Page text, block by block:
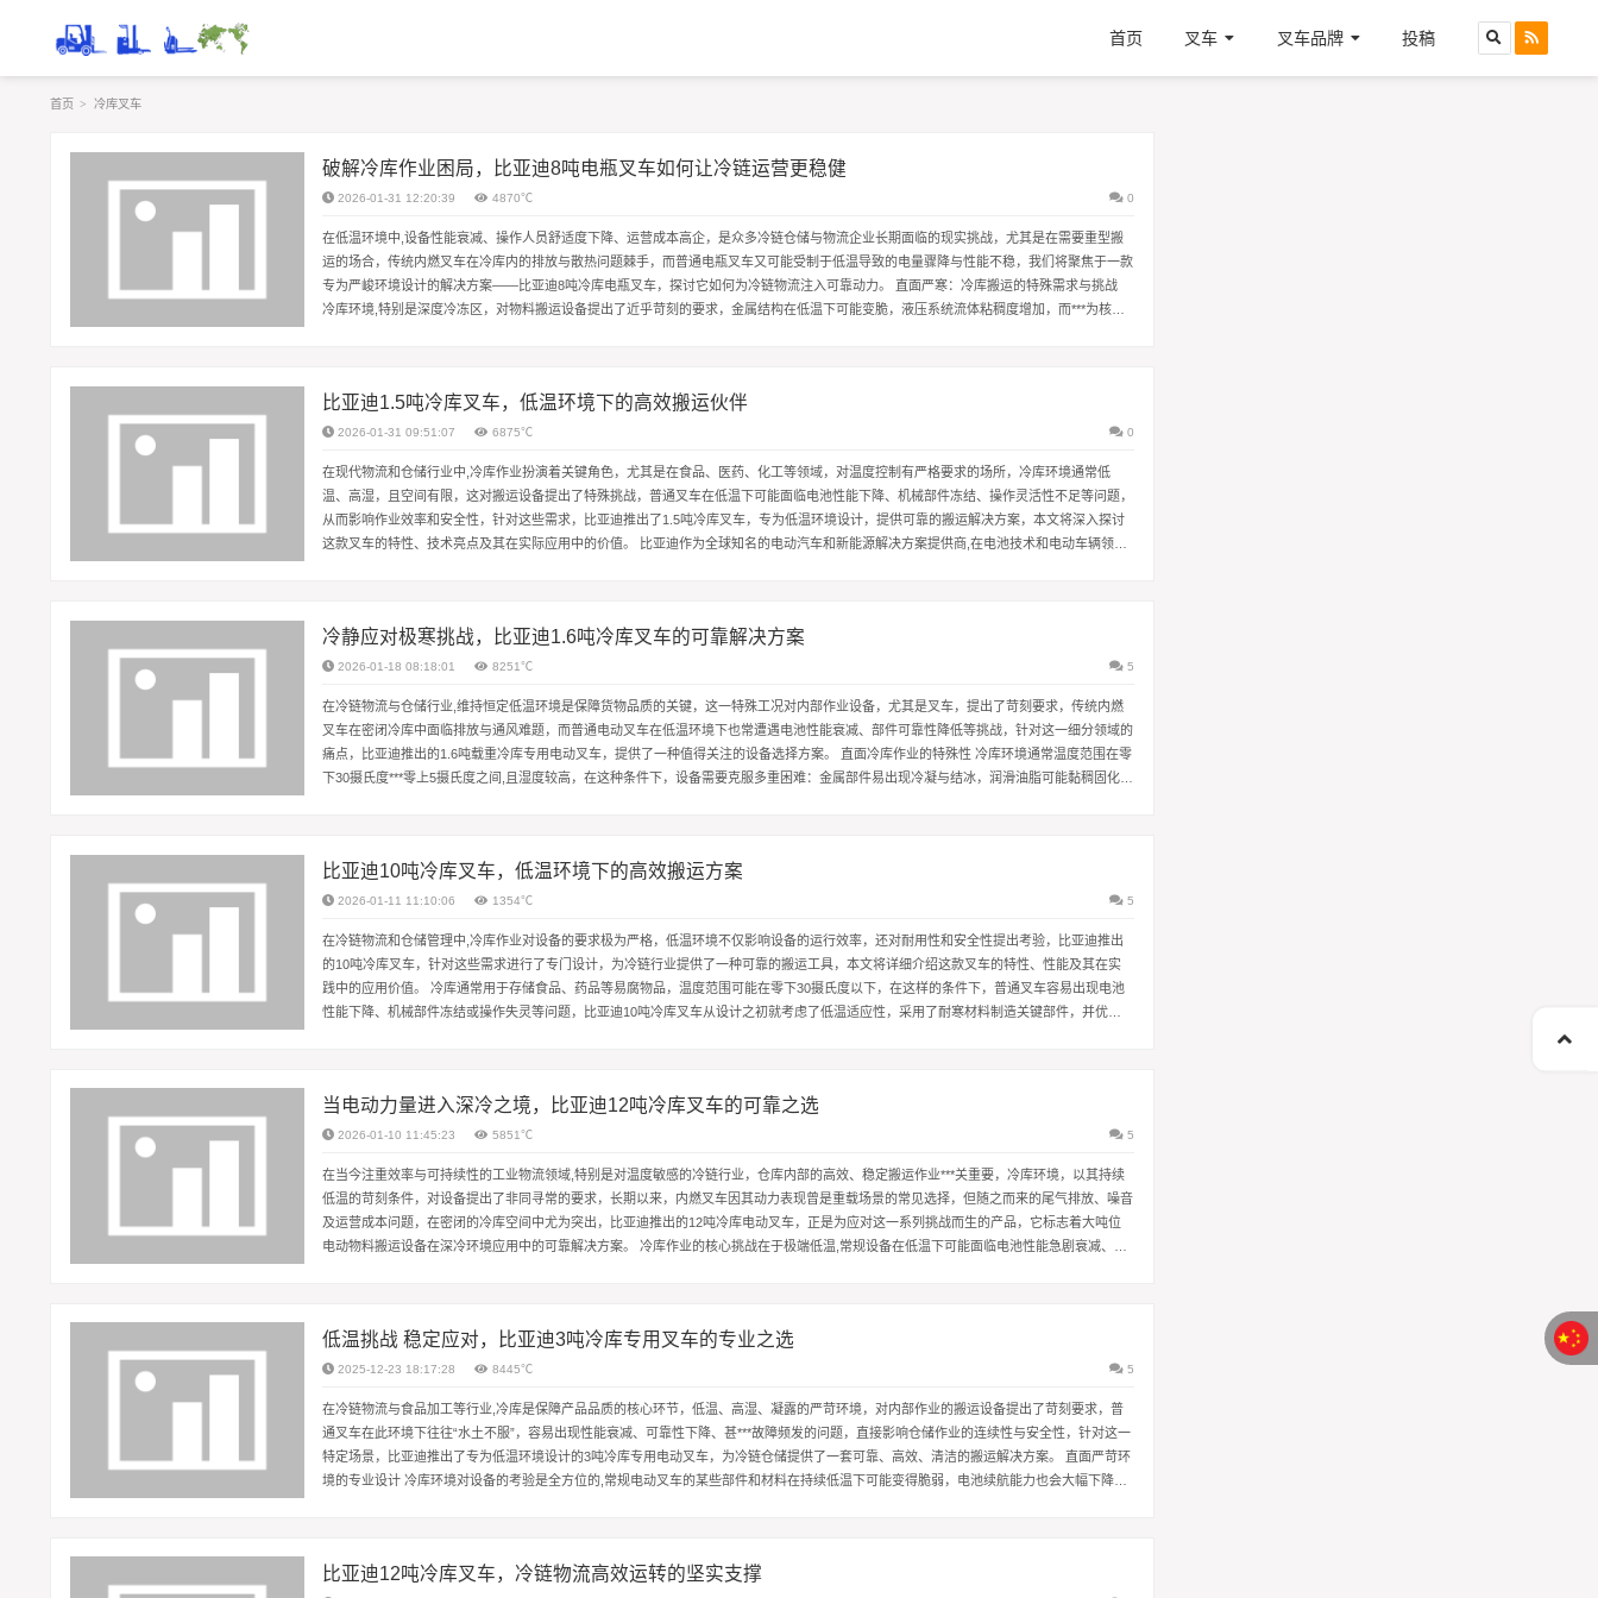
首页 叉车 叉车品牌 投稿
首页 > 冷库叉车
破解冷库作业困局，比亚迪8吨电瓶叉车如何让冷链运营更稳健
2026-01-31 12:20:39 4870℃ 0
在低温环境中,设备性能衰减、操作人员舒适度下降、运营成本高企，是众多冷链仓储与物流企业长期面临的现实挑战，尤其是在需要重型搬
运的场合，传统内燃叉车在冷库内的排放与散热问题棘手，而普通电瓶叉车又可能受制于低温导致的电量骤降与性能不稳，我们将聚焦于一款
专为严峻环境设计的解决方案——比亚迪8吨冷库电瓶叉车，探讨它如何为冷链物流注入可靠动力。 直面严寒：冷库搬运的特殊需求与挑战
冷库环境,特别是深度冷冻区，对物料搬运设备提出了近乎苛刻的要求，金属结构在低温下可能变脆，液压系统流体粘稠度增加，而***为核心
比亚迪1.5吨冷库叉车，低温环境下的高效搬运伙伴
2026-01-31 09:51:07 6875℃ 0
在现代物流和仓储行业中,冷库作业扮演着关键角色，尤其是在食品、医药、化工等领域，对温度控制有严格要求的场所，冷库环境通常低
温、高湿，且空间有限，这对搬运设备提出了特殊挑战，普通叉车在低温下可能面临电池性能下降、机械部件冻结、操作灵活性不足等问题，
从而影响作业效率和安全性，针对这些需求，比亚迪推出了1.5吨冷库叉车，专为低温环境设计，提供可靠的搬运解决方案，本文将深入探讨
这款叉车的特性、技术亮点及其在实际应用中的价值。 比亚迪作为全球知名的电动汽车和新能源解决方案提供商,在电池技术和电动车辆领域
冷静应对极寒挑战，比亚迪1.6吨冷库叉车的可靠解决方案
2026-01-18 08:18:01 8251℃ 5
在冷链物流与仓储行业,维持恒定低温环境是保障货物品质的关键，这一特殊工况对内部作业设备，尤其是叉车，提出了苛刻要求，传统内燃
叉车在密闭冷库中面临排放与通风难题，而普通电动叉车在低温环境下也常遭遇电池性能衰减、部件可靠性降低等挑战，针对这一细分领域的
痛点，比亚迪推出的1.6吨载重冷库专用电动叉车，提供了一种值得关注的设备选择方案。 直面冷库作业的特殊性 冷库环境通常温度范围在零
下30摄氏度***零上5摄氏度之间,且湿度较高，在这种条件下，设备需要克服多重困难：金属部件易出现冷凝与结冰，润滑油脂可能黏稠固化，
比亚迪10吨冷库叉车，低温环境下的高效搬运方案
2026-01-11 11:10:06 1354℃ 5
在冷链物流和仓储管理中,冷库作业对设备的要求极为严格，低温环境不仅影响设备的运行效率，还对耐用性和安全性提出考验，比亚迪推出
的10吨冷库叉车，针对这些需求进行了专门设计，为冷链行业提供了一种可靠的搬运工具，本文将详细介绍这款叉车的特性、性能及其在实
践中的应用价值。 冷库通常用于存储食品、药品等易腐物品，温度范围可能在零下30摄氏度以下，在这样的条件下，普通叉车容易出现电池
性能下降、机械部件冻结或操作失灵等问题，比亚迪10吨冷库叉车从设计之初就考虑了低温适应性，采用了耐寒材料制造关键部件，并优化
当电动力量进入深冷之境，比亚迪12吨冷库叉车的可靠之选
2026-01-10 11:45:23 5851℃ 5
在当今注重效率与可持续性的工业物流领域,特别是对温度敏感的冷链行业，仓库内部的高效、稳定搬运作业***关重要，冷库环境，以其持续
低温的苛刻条件，对设备提出了非同寻常的要求，长期以来，内燃叉车因其动力表现曾是重载场景的常见选择，但随之而来的尾气排放、噪音
及运营成本问题，在密闭的冷库空间中尤为突出，比亚迪推出的12吨冷库电动叉车，正是为应对这一系列挑战而生的产品，它标志着大吨位
电动物料搬运设备在深冷环境应用中的可靠解决方案。 冷库作业的核心挑战在于极端低温,常规设备在低温下可能面临电池性能急剧衰减、液
低温挑战 稳定应对，比亚迪3吨冷库专用叉车的专业之选
2025-12-23 18:17:28 8445℃ 5
在冷链物流与食品加工等行业,冷库是保障产品品质的核心环节，低温、高湿、凝露的严苛环境，对内部作业的搬运设备提出了苛刻要求，普
通叉车在此环境下往往“水土不服”，容易出现性能衰减、可靠性下降、甚***故障频发的问题，直接影响仓储作业的连续性与安全性，针对这一
特定场景，比亚迪推出了专为低温环境设计的3吨冷库专用电动叉车，为冷链仓储提供了一套可靠、高效、清洁的搬运解决方案。 直面严苛环
境的专业设计 冷库环境对设备的考验是全方位的,常规电动叉车的某些部件和材料在持续低温下可能变得脆弱，电池续航能力也会大幅下降；
比亚迪12吨冷库叉车，冷链物流高效运转的坚实支撑